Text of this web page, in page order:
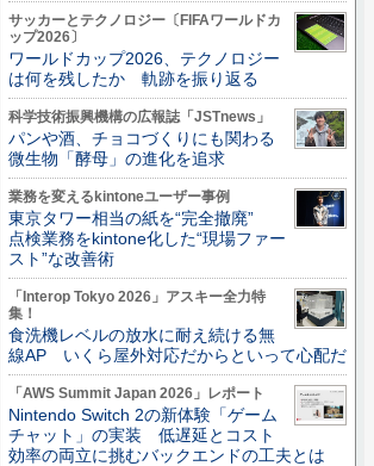
サッカーとテクノロジー〔FIFAワールドカ
ップ2026〕
ワールドカップ2026、テクノロジー
は何を残したか 軌跡を振り返る
科学技術振興機構の広報誌「JSTnews」
パンや酒、チョコづくりにも関わる
微生物「酵母」の進化を追求
業務を変えるkintoneユーザー事例
東京タワー相当の紙を“完全撤廃”
点検業務をkintone化した“現場ファー
スト”な改善術
「Interop Tokyo 2026」アスキー全力特
集！
食洗機レベルの放水に耐え続ける無
線AP いくら屋外対応だからといって心配だ
「AWS Summit Japan 2026」レポート
Nintendo Switch 2の新体験「ゲーム
チャット」の実装 低遅延とコスト
効率の両立に挑むバックエンドの工夫とは